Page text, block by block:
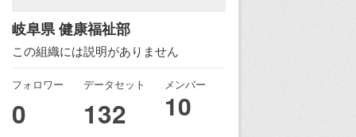
岐阜県 健康福祉部
この組織には説明がありません
フォロワー
0
データセット
132
メンバー
10